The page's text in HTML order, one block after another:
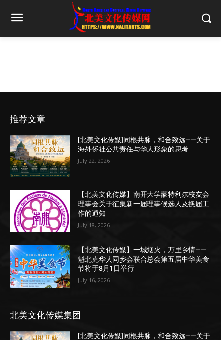
推荐文章
[北美文化传媒]同根共脉，和合致远——关于
海外侨社公共责任与华人形象的思考
July 22, 2026
【北美文化传媒】南开大学蒙特利尔校友会
理事会关于征集新一届理事候选人及换届工
作的通知
July 18, 2026
【北美文化传媒】一城烟火，万里乡情——
魁北克华人同乡会联合总会第五届中华美食
节将于8月1日举行
July 16, 2026
北美文化传媒集团
[北美文化传媒]同根共脉，和合致远——关于